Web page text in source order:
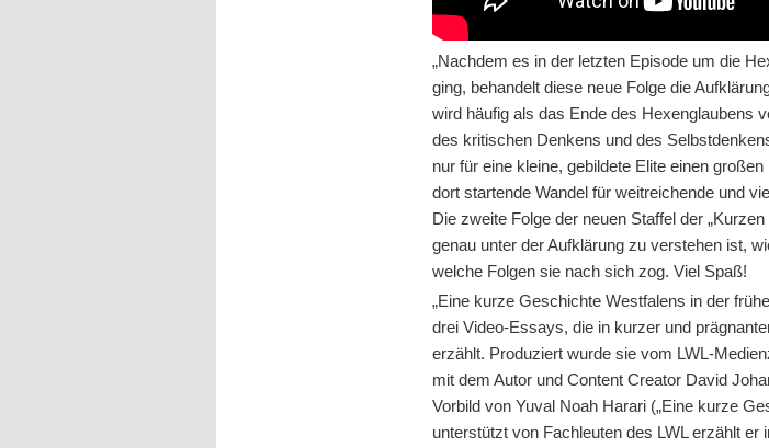
„Nachdem es in der letzten Episode um die
ging, behandelt diese neue Folge die
wird häufig als das Ende des Hexenglaubens
des kritischen Denkens und des
nur für eine kleine, gebildete Elite einen
dort startende Wandel für weitreichende und
Die zweite Folge der neuen Staffel der
genau unter der Aufklärung zu verstehen ist,
welche Folgen sie nach sich zog. Viel Spaß!
„Eine kurze Geschichte Westfalens in der
drei Video-Essays, die in kurzer und
erzählt. Produziert wurde sie vom LWL-
mit dem Autor und Content Creator David
Vorbild von Yuval Noah Harari („Eine kurze
unterstützt von Fachleuten des LWL erzählt er